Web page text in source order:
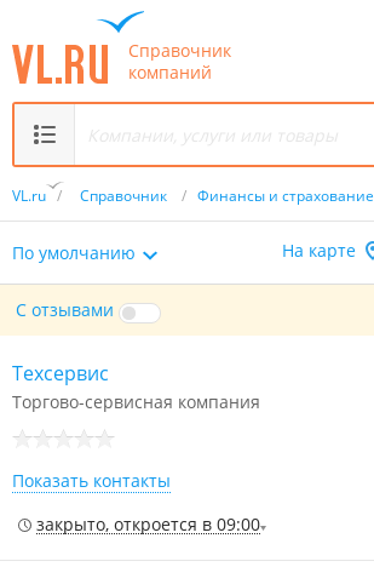
Справочник
компаний
VL.ru / Справочник / Финансы и страхование
По умолчанию На карте
С отзывами
Техсервис
Торгово-сервисная компания
Показать контакты
закрыто, откроется в 09:00